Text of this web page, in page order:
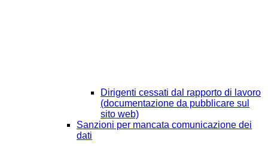
Dirigenti cessati dal rapporto di lavoro
(documentazione da pubblicare sul
sito web)
Sanzioni per mancata comunicazione dei
dati